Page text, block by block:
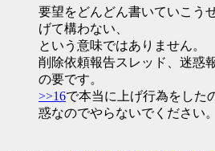
要望をどんどん書いていこう
げて構わない、
という意味ではありません。
削除依頼報告スレッド、迷惑
の要です。
>>16で本当に上げ行為をした
惑なのでやらないでください。